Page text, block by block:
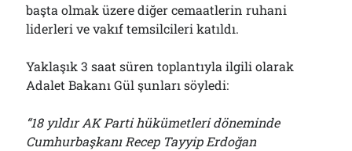
başta olmak üzere diğer cemaatlerin ruhani
liderleri ve vakıf temsilcileri katıldı.
Yaklaşık 3 saat süren toplantıyla ilgili olarak
Adalet Bakanı Gül şunları söyledi:
“18 yıldır AK Parti hükümetleri döneminde
Cumhurbaşkanı Recep Tayyip Erdoğan